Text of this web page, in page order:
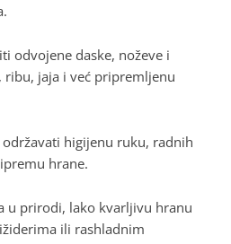
odvojene daske, noževe i
ribu, jaja i već pripremljenu
higijenu ruku, radnih
hrane.
u prirodi, lako kvarljivu hranu
ili rashladnim